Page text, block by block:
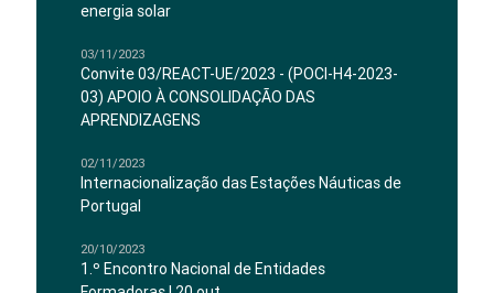
energia solar
03/11/2023
Convite 03/REACT-UE/2023 - (POCI-H4-2023-
03) APOIO À CONSOLIDAÇÃO DAS
APRENDIZAGENS
02/11/2023
Internacionalização das Estações Náuticas de
Portugal
20/10/2023
1.º Encontro Nacional de Entidades